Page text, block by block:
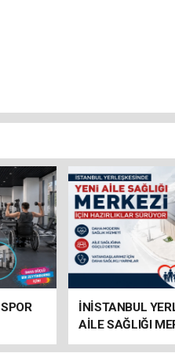
İNİSTANBUL
AİLE SAĞLIĞI
HAZIRLIKLAR